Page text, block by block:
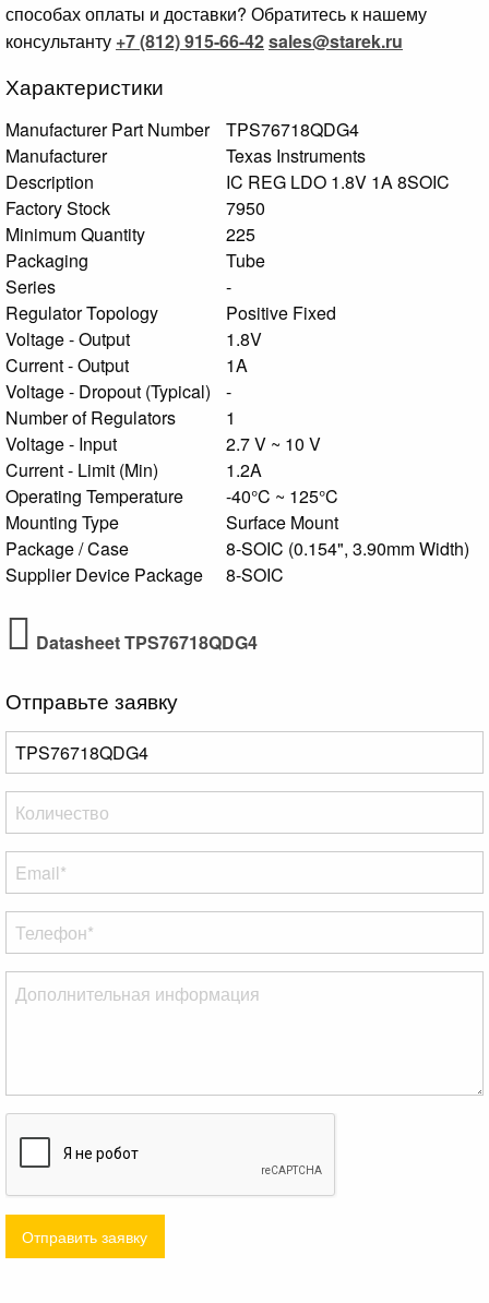
способах оплаты и доставки? Обратитесь к нашему
консультанту +7 (812) 915-66-42sales@starek.ru
Характеристики
Manufacturer Part Number
TPS76718QDG4
Manufacturer
Texas Instruments
Description
IC REG LDO 1.8V 1A 8SOIC
Factory Stock
7950
Minimum Quantity
225
Packaging
Tube
Series
-
Regulator Topology
Positive Fixed
Voltage - Output
1.8V
Current - Output
1A
Voltage - Dropout (Typical)
-
Number of Regulators
1
Voltage - Input
2.7 V ~ 10 V
Current - Limit (Min)
1.2A
Operating Temperature
-40°C ~ 125°C
Mounting Type
Surface Mount
Package / Case
8-SOIC (0.154", 3.90mm Width)
Supplier Device Package
8-SOIC
Datasheet TPS76718QDG4
Отправьте заявку
Отправить заявку